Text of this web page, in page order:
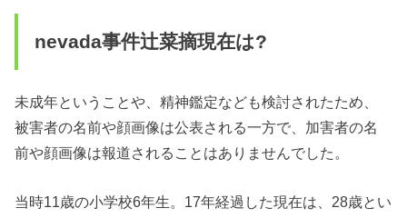
nevada事件辻菜摘現在は?
未成年ということや、精神鑑定なども検討されたため、
被害者の名前や顔画像は公表される一方で、加害者の名
前や顔画像は報道されることはありませんでした。
当時11歳の小学校6年生。17年経過した現在は、28歳とい